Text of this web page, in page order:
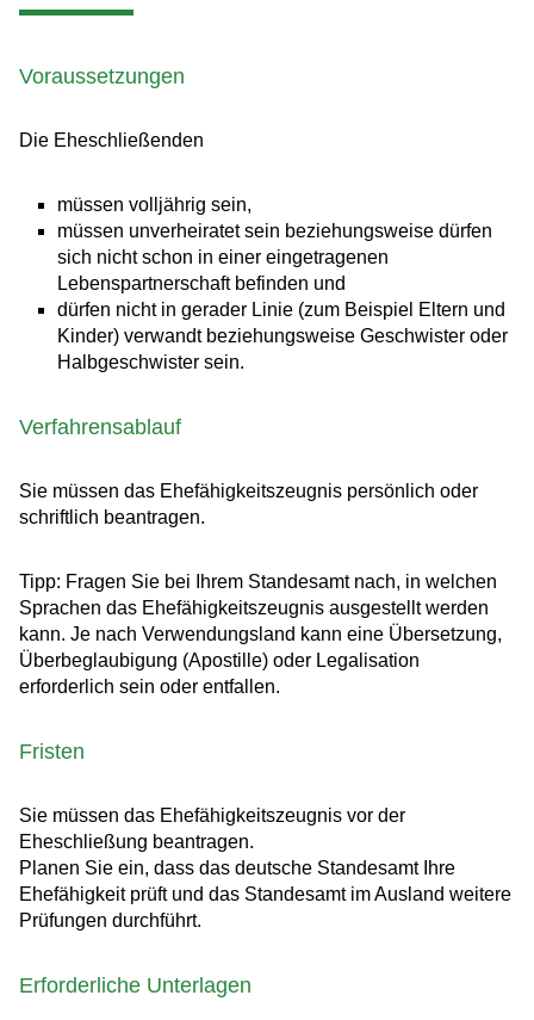
Voraussetzungen
Die Eheschließenden
müssen volljährig sein,
müssen unverheiratet sein beziehungsweise dürfen
sich nicht schon in einer eingetragenen
Lebenspartnerschaft befinden und
dürfen nicht in gerader Linie (zum Beispiel Eltern und
Kinder) verwandt beziehungsweise Geschwister oder
Halbgeschwister sein.
Verfahrensablauf
Sie müssen das Ehefähigkeitszeugnis persönlich oder
schriftlich beantragen.
Tipp: Fragen Sie bei Ihrem Standesamt nach, in welchen
Sprachen das Ehefähigkeitszeugnis ausgestellt werden
kann. Je nach Verwendungsland kann eine Übersetzung,
Überbeglaubigung (Apostille) oder Legalisation
erforderlich sein oder entfallen.
Fristen
Sie müssen das Ehefähigkeitszeugnis vor der
Eheschließung beantragen.
Planen Sie ein, dass das deutsche Standesamt Ihre
Ehefähigkeit prüft und das Standesamt im Ausland weitere
Prüfungen durchführt.
Erforderliche Unterlagen